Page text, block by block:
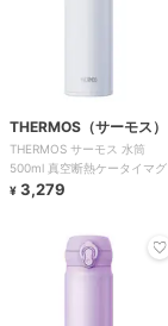
THERMOS（サーモス）
THERMOS サーモス 水筒
500ml 真空断熱ケータイマグ
¥ 3,279